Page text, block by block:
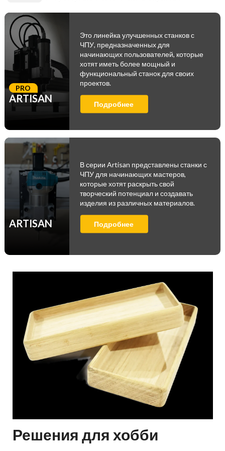
ARTISAN
PRO
Это линейка улучшенных станков с
ЧПУ, предназначенных для
начинающих пользователей, которые
хотят иметь более мощный и
функциональный станок для своих
проектов.
Подробнее
ARTISAN
В серии Artisan представлены станки с
ЧПУ для начинающих мастеров,
которые хотят раскрыть свой
творческий потенциал и создавать
изделия из различных материалов.
Подробнее
Решения для хобби